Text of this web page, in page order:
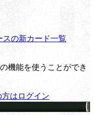
の新カード一覧
機能を使うことができ
はログイン